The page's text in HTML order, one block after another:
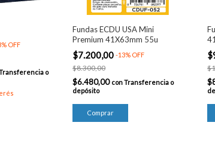
% OFF
o
Fundas ECDU USA Mini
Premium 41X63mm 55u
$7.200,00 -13% OFF
$8.300,00
$6.480,00 conTransferencia o
depósito